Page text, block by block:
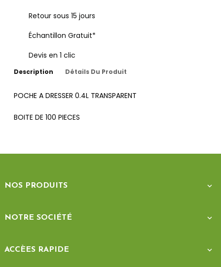
Retour sous 15 jours
Échantillon Gratuit*
Devis en 1 clic
Description Détails Du Produit
POCHE A DRESSER 0.4L TRANSPARENT
BOITE DE 100 PIECES
NOS PRODUITS 
NOTRE SOCIÉTÉ 
ACCÈES RAPIDE 